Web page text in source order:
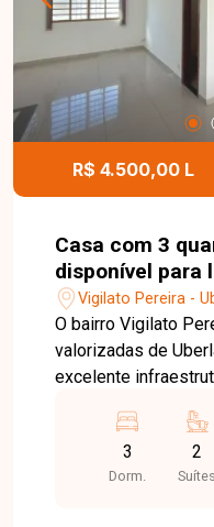
R$ 4.500,00 L
Casa com 3
disponível para
bairro Vigilato
MG
Vigilato Pereira -
O bairro Vigilato
valorizadas de
excelente
localização
supermercados,
e diversos
3
Dorm.
2
Suítes